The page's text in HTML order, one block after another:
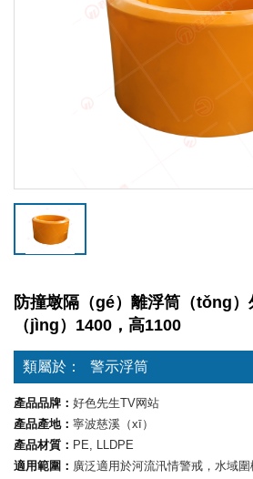
防撞墩隔（gé）離浮筒（tǒng
（jìng）1400，高1100
類屬於： 警示浮筒
產品品牌： 好色先生TV网站
產品產地： 寧波慈溪（xī）
產品材質： PE, LLDPE
適用範圍： 廣泛適用於河流汛情警戒，水域